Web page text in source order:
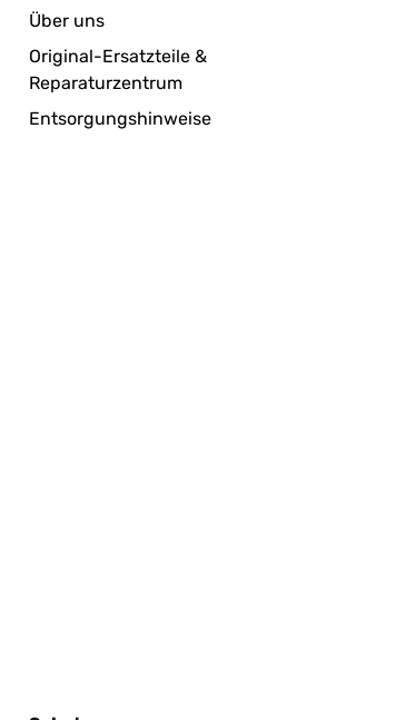
Über uns
Original-Ersatzteile &
Reparaturzentrum
Entsorgungshinweise